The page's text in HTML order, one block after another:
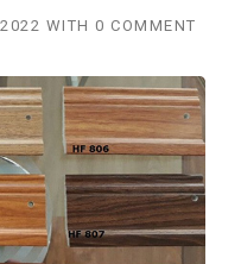
WITH 0 COMMENT